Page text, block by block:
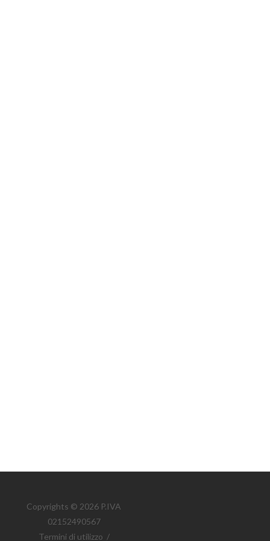
Copyrights © 2026 P.IVA
02152490567
Termini di utilizzo /